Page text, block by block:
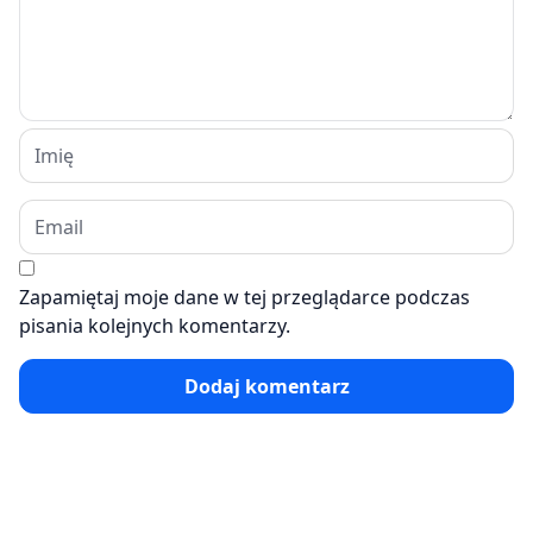
Zapamiętaj moje dane w tej przeglądarce podczas
pisania kolejnych komentarzy.
Dodaj komentarz